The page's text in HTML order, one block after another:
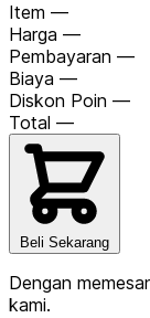
Item —
Harga —
Pembayaran —
Biaya —
Diskon Poin —
Total —
Beli Sekarang
Dengan
kami.